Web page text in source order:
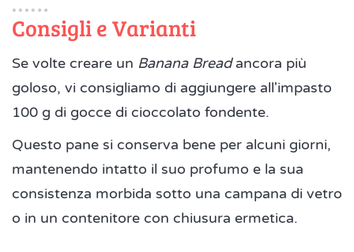
Consigli e Varianti
Se volte creare un Banana Breadancora più
goloso, vi consigliamo di aggiungere all'impasto
100 g di gocce di cioccolato fondente.
Questo pane si conserva bene per alcuni giorni,
mantenendo intatto il suo profumo e la sua
consistenza morbida sotto una campana di vetro
o in un contenitore con chiusura ermetica.